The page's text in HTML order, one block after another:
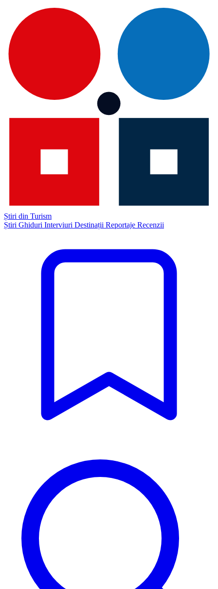
Știri din Turism
Știri Ghiduri Interviuri Destinații Reportaje Recenzii